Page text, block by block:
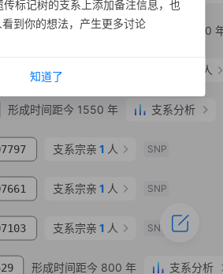
形成时间距今 1550 年 支系分析
支系宗亲 1 人 SNP
支系宗亲 1 人 SNP
支系宗亲 1 人 SNP
形成时间距今 800 年 支系分析
O-MF109837 形成时间距今 1360
O-MF108158 人
标记树的支系上添加备注信息，也
到你的想法，产生更多讨论
知道了